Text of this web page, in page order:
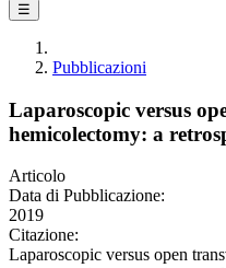
☰
Pubblicazioni
Laparoscopic versus
hemicolectomy: a
Articolo
Data di Pubblicazione:
2019
Citazione:
Laparoscopic versus open